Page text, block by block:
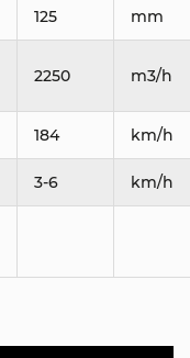
125 mm
2250 m3/h
184 km/h
3-6 km/h